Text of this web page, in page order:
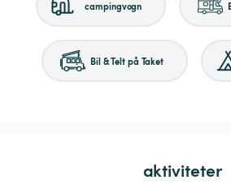
campingvogn
Bil & Telt på Taket
aktiviteter